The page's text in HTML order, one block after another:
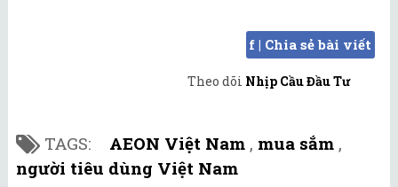
f | Chia sẻ bài viết
Theo dõi Nhịp Cầu Đầu Tư
TAGS: AEON Việt Nam , mua sắm ,
người tiêu dùng Việt Nam